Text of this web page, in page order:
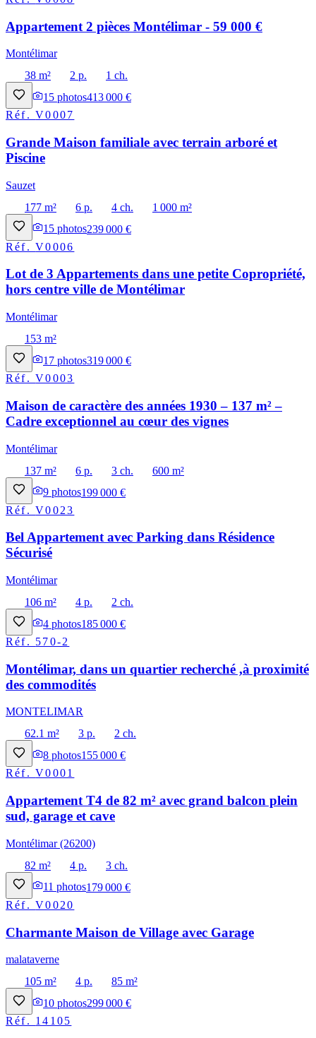
Appartement 2 pièces Montélimar - 59 000 €
Montélimar
38 m²
2 p.
1 ch.
15 photos413 000 €
Réf.V0007
Grande Maison familiale avec terrain arboré et
Piscine
Sauzet
177 m²
6 p. 4 ch.
1 000 m²
15 photos239 000 €
Réf.V0006
Lot de 3 Appartements dans une petite Copropriété,
hors centre ville de Montélimar
Montélimar
153 m²
17 photos319 000 €
Réf.V0003
Maison de caractère des années 1930 – 137 m² –
Cadre exceptionnel au cœur des vignes
Montélimar
137 m²
6 p. 3 ch.
600 m²
9 photos199 000 €
Réf.V0023
Bel Appartement avec Parking dans Résidence
Sécurisé
Montélimar
106 m²
4 p.
2 ch.
4 photos185 000 €
Réf. 570-2
Montélimar, dans un quartier recherché ,à proximité
des commodités
MONTELIMAR
62.1 m²
3 p.
2 ch.
8 photos155 000 €
Réf.V0001
Appartement T4 de 82 m² avec grand balcon plein
sud, garage et cave
Montélimar (26200)
82 m²
4 p.
3 ch.
11 photos179 000 €
Réf.V0020
Charmante Maison de Village avec Garage
malataverne
105 m²
4 p.
85 m²
10 photos299 000 €
Réf. 14105